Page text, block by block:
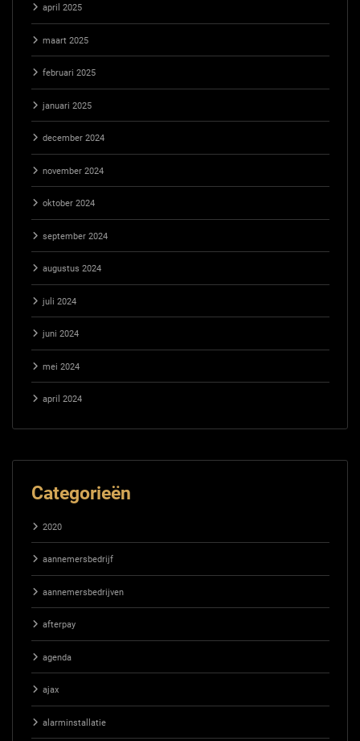
april 2025
maart 2025
februari 2025
januari 2025
december 2024
november 2024
oktober 2024
september 2024
augustus 2024
juli 2024
juni 2024
mei 2024
april 2024
Categorieën
2020
aannemersbedrijf
aannemersbedrijven
afterpay
agenda
ajax
alarminstallatie